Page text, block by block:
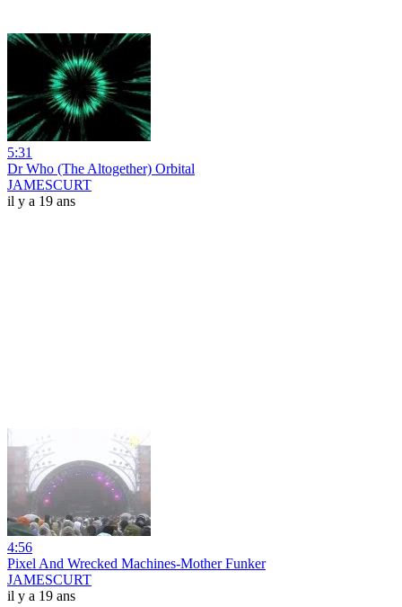
5:31
Dr Who (The Altogether) Orbital
JAMESCURT
il y a 19 ans
4:56
Pixel And Wrecked Machines-Mother Funker
JAMESCURT
il y a 19 ans